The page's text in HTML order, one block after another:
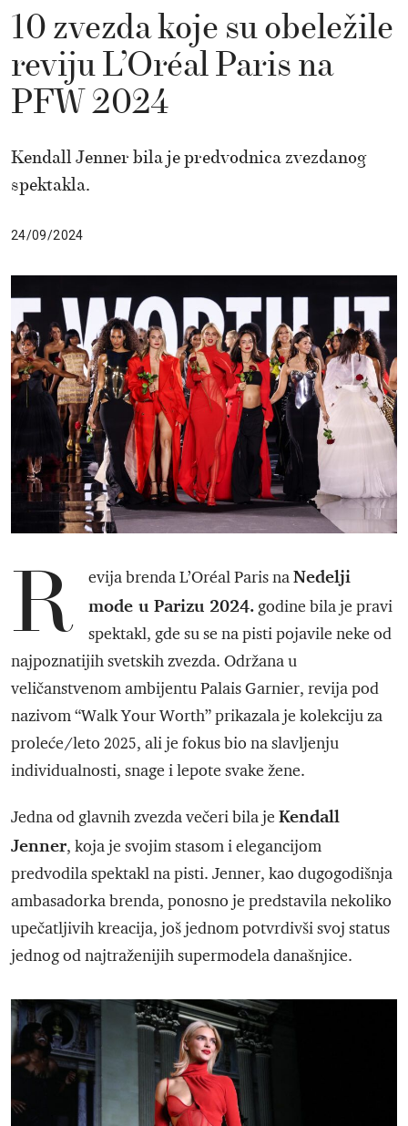
10 zvezda koje su obeležile
reviju L’Oréal Paris na
PFW 2024
Kendall Jenner bila je predvodnica zvezdanog
spektakla.
24/09/2024
R evija brenda L’Oréal Paris naNedelji
mode u Parizu 2024. godine bila je pravi
spektakl, gde su se na pisti pojavile neke od
najpoznatijih svetskih zvezda. Održana u
veličanstvenom ambijentu Palais Garnier, revija pod
nazivom “Walk Your Worth” prikazala je kolekciju za
proleće/leto 2025, ali je fokus bio na slavljenju
individualnosti, snage i lepote svake žene.
Jedna od glavnih zvezda večeri bila je Kendall
Jenner, koja je svojim stasom i elegancijom
predvodila spektakl na pisti. Jenner, kao dugogodišnja
ambasadorka brenda, ponosno je predstavila nekoliko
upečatljivih kreacija, još jednom potvrdivši svoj status
jednog od najtraženijih supermodela današnjice.